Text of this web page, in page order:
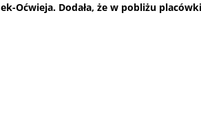
Oćwieja. Dodała, że w pobliżu